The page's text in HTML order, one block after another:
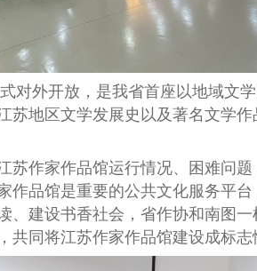
对外开放，是我省首座以地域文
苏地区文学发展史以及著名文学
作家作品馆运行情况、困难问
品馆是重要的公共文化服务平
建设书香社会，省作协和南图
同将江苏作家作品馆建设成标志